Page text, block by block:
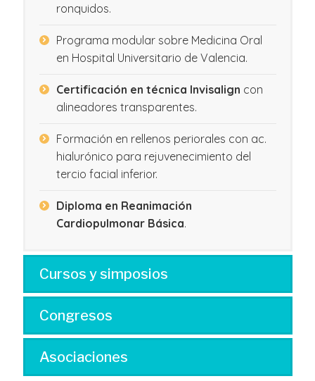
ronquidos.
Programa modular sobre Medicina Oral
en Hospital Universitario de Valencia.
Certificación en técnica Invisalign con
alineadores transparentes.
Formación en rellenos periorales con ac.
hialurónico para rejuvenecimiento del
tercio facial inferior.
Diploma en Reanimación
Cardiopulmonar Básica.
Cursos y simposios
Congresos
Asociaciones